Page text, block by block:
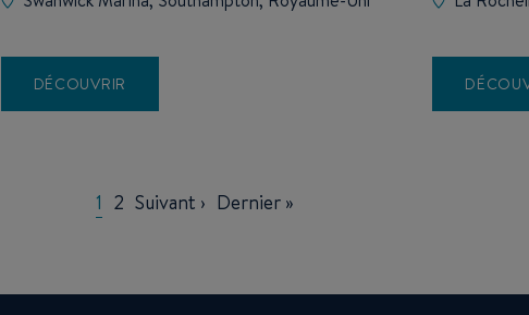
DÉCOUVRIR
Current
1 Page
2 Page
Suivant › Last
Dernier »